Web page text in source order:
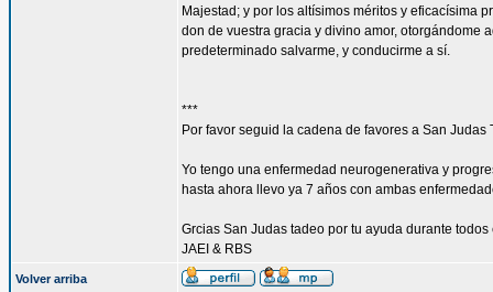
Majestad; y por los altísimos méritos y eficacísima
don de vuestra gracia y divino amor, otorgándome
predeterminado salvarme, y conducirme a sí.
***
Por favor seguid la cadena de favores a San
Yo tengo una enfermedad neurogenerativa y
hasta ahora llevo ya 7 años con ambas
Grcias San Judas tadeo por tu ayuda durante todos
JAEI & RBS
Volver arriba